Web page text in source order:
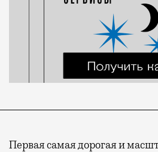
Первая самая дорогая и